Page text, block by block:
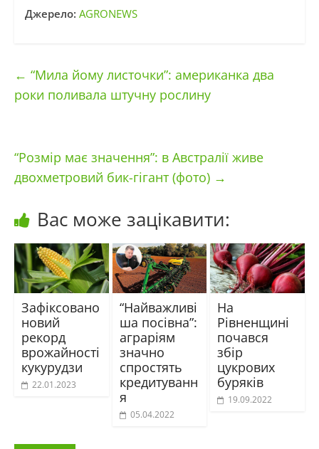
Джерело: AGRONEWS
← “Мила йому листочки”: американка два
роки поливала штучну рослину
“Розмір має значення”: в Австралії живе
двохметровий бик-гігант (фото) →
Вас може зацікавити:
Зафіксовано
новий
рекорд
врожайності
кукурудзи
22.01.2023
“Найважливі
ша посівна”:
аграріям
значно
спростять
кредитуванн
я
05.04.2022
На
Рівненщині
почався
збір
цукрових
буряків
19.09.2022